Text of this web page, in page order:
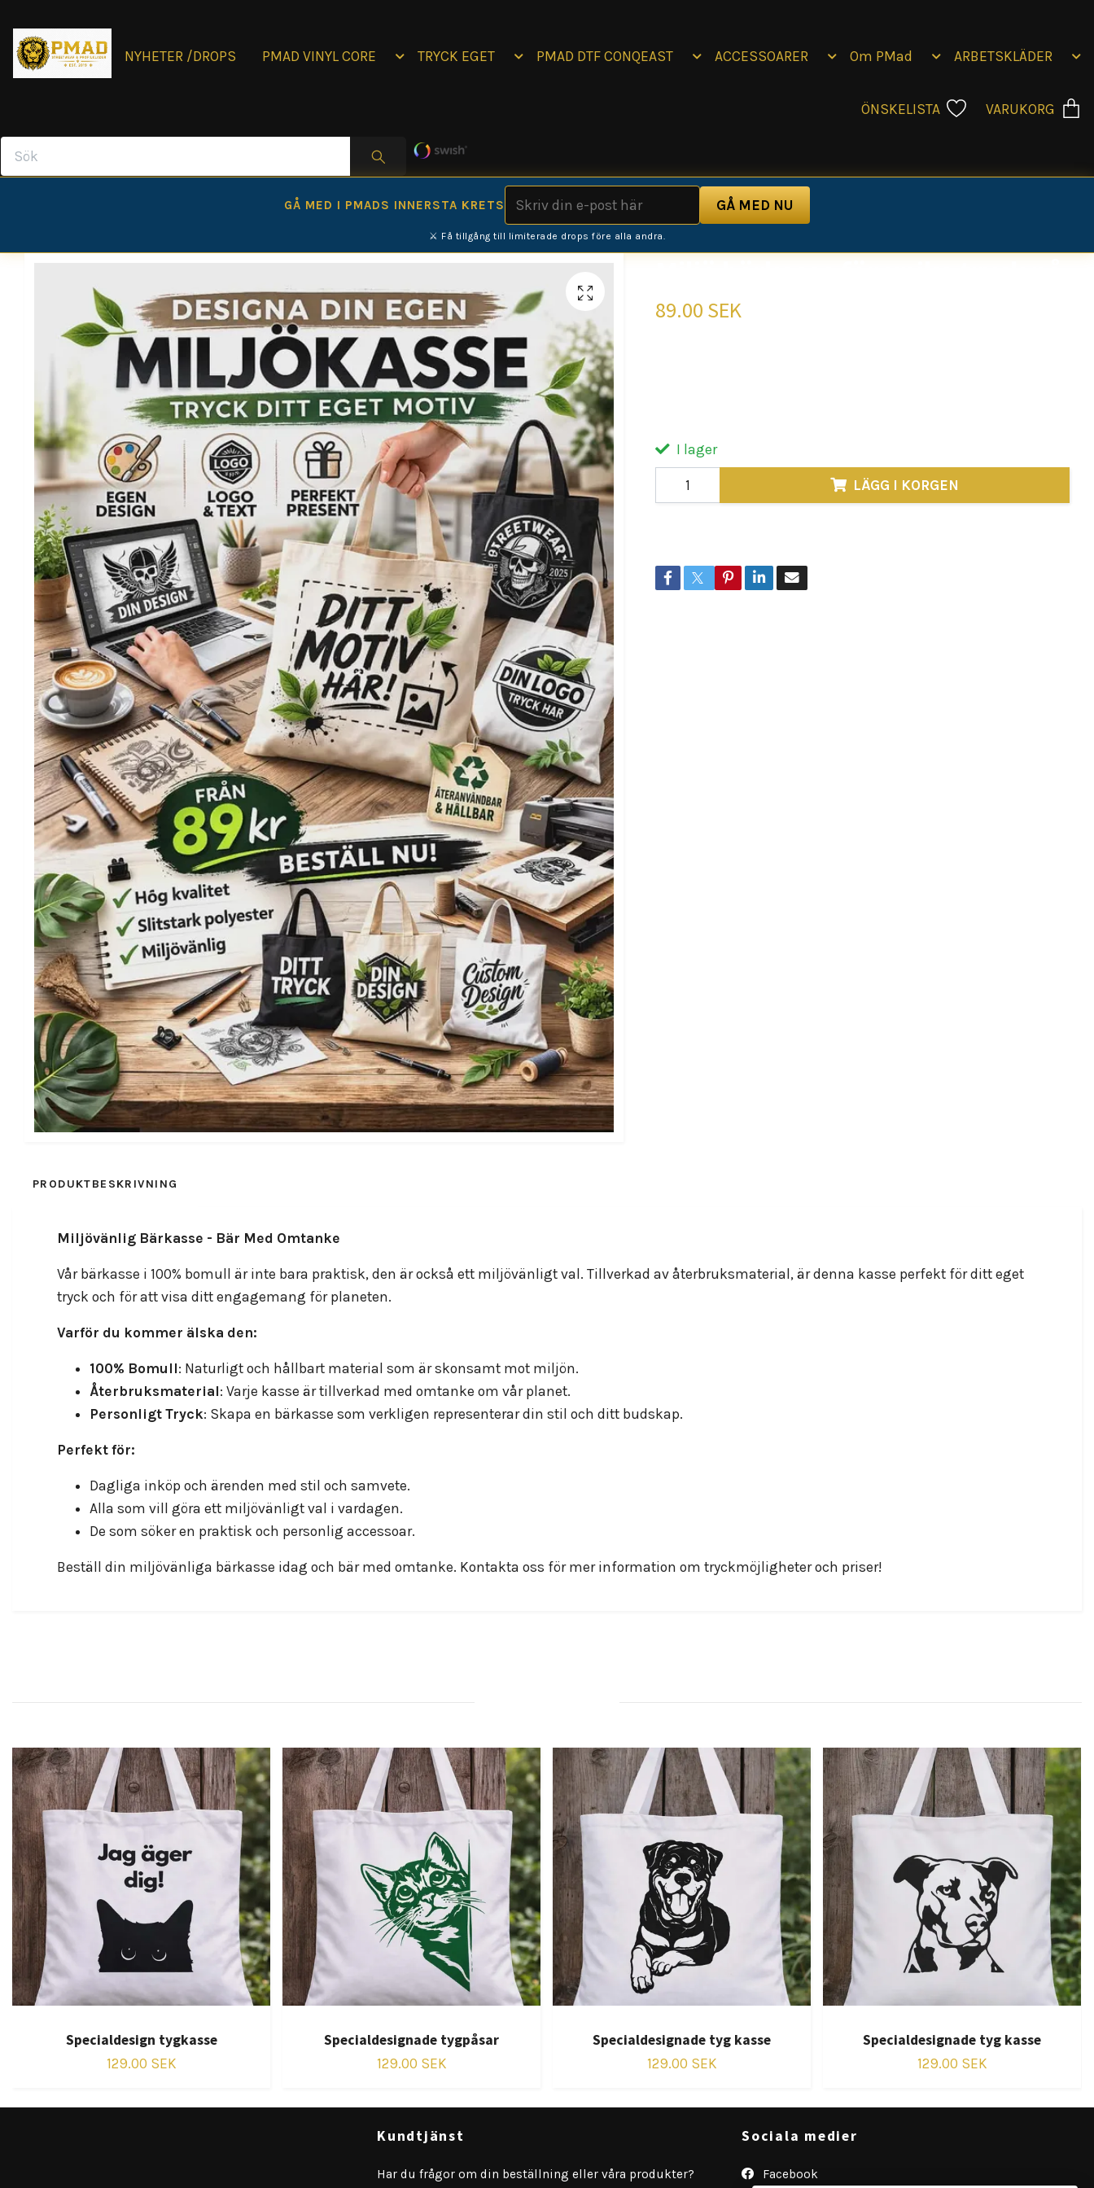
NYHETER /DROPS PMAD VINYL CORE TRYCK EGET PMAD DTF CONQEAST ACCESSOARER Om PMad ARBETSKLÄDER
ÖNSKELISTA VARUKORG
GÅ MED I PMADS INNERSTA KRETS
⚔️ Få tillgång till limiterade drops före alla andra.
89.00 SEK
I lager
LÄGG I KORGEN
PRODUKTBESKRIVNING
Miljövänlig Bärkasse - Bär Med Omtanke
Vår bärkasse i 100% bomull är inte bara praktisk, den är också ett miljövänligt val. Tillverkad av återbruksmaterial, är denna kasse perfekt för ditt eget
tryck och för att visa ditt engagemang för planeten.
Varför du kommer älska den:
100% Bomull: Naturligt och hållbart material som är skonsamt mot miljön.
Återbruksmaterial: Varje kasse är tillverkad med omtanke om vår planet.
Personligt Tryck: Skapa en bärkasse som verkligen representerar din stil och ditt budskap.
Perfekt för:
Dagliga inköp och ärenden med stil och samvete.
Alla som vill göra ett miljövänligt val i vardagen.
De som söker en praktisk och personlig accessoar.
Beställ din miljövänliga bärkasse idag och bär med omtanke. Kontakta oss för mer information om tryckmöjligheter och priser!
Specialdesign tygkasse
129.00 SEK
Specialdesignade tygpåsar
129.00 SEK
Specialdesignade tyg kasse
129.00 SEK
Specialdesignade tyg kasse
129.00 SEK
Kundtjänst
Har du frågor om din beställning eller våra produkter?
Sociala medier
Facebook